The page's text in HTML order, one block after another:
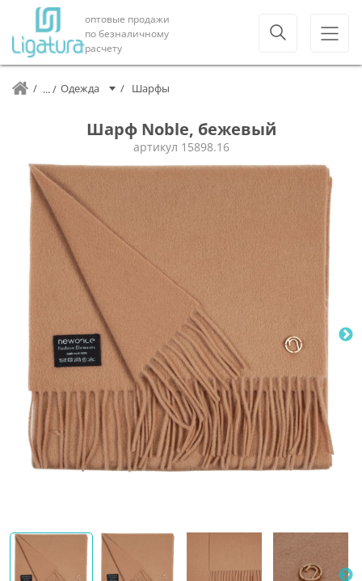
оптовые продажи
по безналичному
расчету
Одежда Шарфы
Шарф Noble, бежевый
артикул 15898.16